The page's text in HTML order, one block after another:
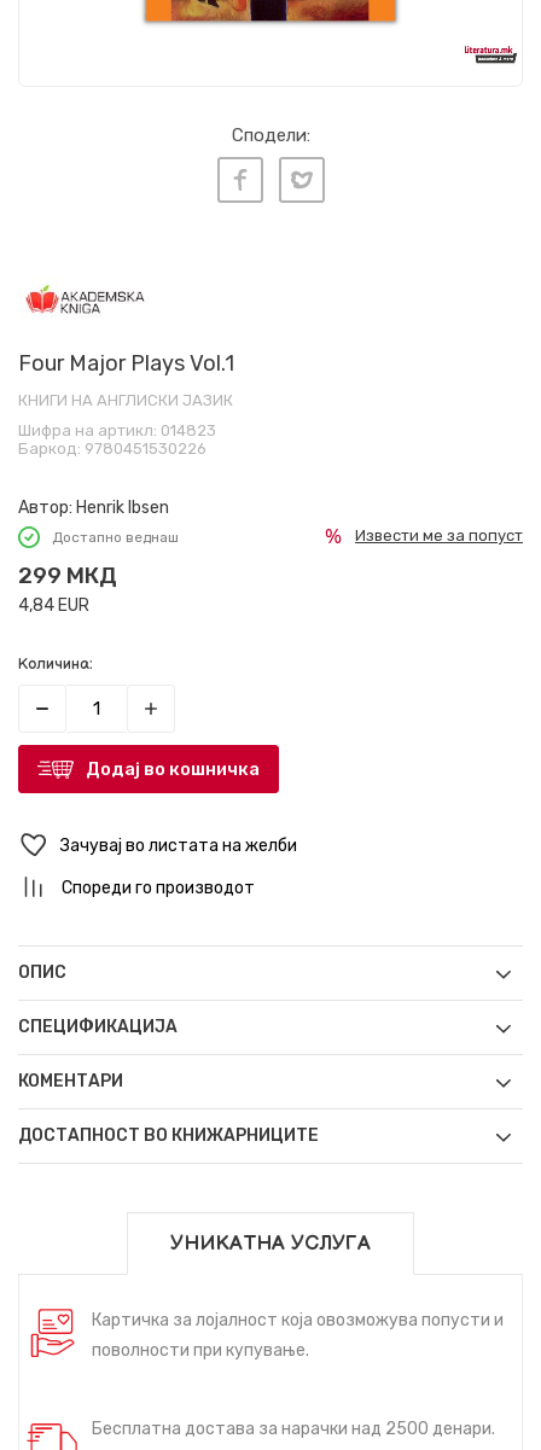
Сподели:
Four Major Plays Vol.1
КНИГИ НА АНГЛИСКИ ЈАЗИК
Шифра на артикл: 014823
Баркод: 9780451530226
Автор: Henrik Ibsen
Достапно веднаш
299 МКД
4,84EUR
Извести ме за попуст
Количина:
Додај во кошничка
Зачувај во листата на желби
Спореди го производот
ОПИС
СПЕЦИФИКАЦИЈА
КОМЕНТАРИ
ДОСТАПНОСТ ВО КНИЖАРНИЦИТЕ
УНИКАТНА УСЛУГА
Картичка за лојалност која овозможува попусти и
поволности при купување.
Бесплатна достава за нарачки над 2500 денари.